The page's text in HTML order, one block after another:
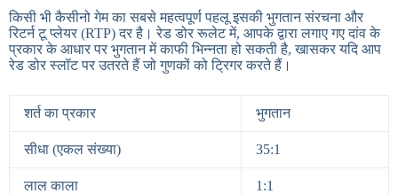
किसी भी कैसीनो गेम का सबसे महत्वपूर्ण पहलू इसकी भुगतान संरचना और
रिटर्न टू प्लेयर (RTP) दर है। रेड डोर रूलेट में, आपके द्वारा लगाए गए दांव के
प्रकार के आधार पर भुगतान में काफी भिन्नता हो सकती है, खासकर यदि आप
रेड डोर स्लॉट पर उतरते हैं जो गुणकों को ट्रिगर करते हैं।
शर्त का प्रकार भुगतान
सीधा (एकल संख्या) 35:1
लाल काला 1:1